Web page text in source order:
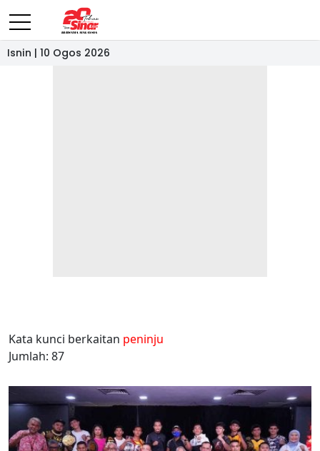
Isnin | 10 Ogos 2026
Kata kunci berkaitan peninju
Jumlah: 87